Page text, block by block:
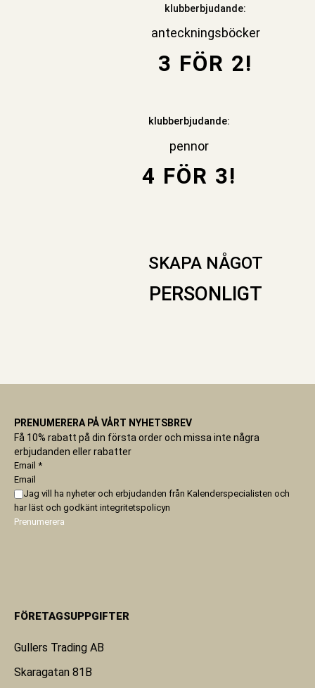
klubberbjudande:
anteckningsböcker
3 FÖR 2!
klubberbjudande:
pennor
4 FÖR 3!
SKAPA NÅGOT
PERSONLIGT
PRENUMERERA PÅ VÅRT NYHETSBREV
Få 10% rabatt på din första order och missa inte några
erbjudanden eller rabatter
Email *
Email
Jag vill ha nyheter och erbjudanden från Kalenderspecialisten och
har läst och godkänt integritetspolicyn
Prenumerera
FÖRETAGSUPPGIFTER
Gullers Trading AB
Skaragatan 81B